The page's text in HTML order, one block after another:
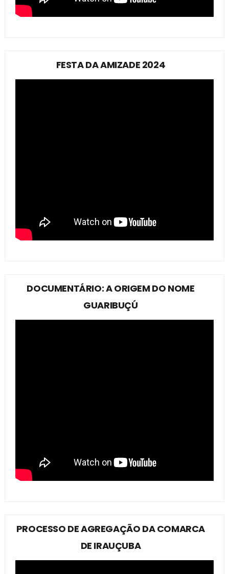
FESTA DA AMIZADE 2024
DOCUMENTÁRIO: A ORIGEM DO NOME
GUARIBUÇÚ
PROCESSO DE AGREGAÇÃO DA COMARCA
DE IRAUÇUBA